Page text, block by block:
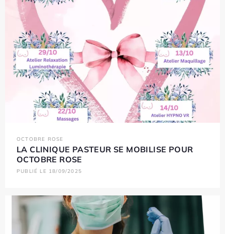
OCTOBRE ROSE
LA CLINIQUE PASTEUR SE MOBILISE POUR
OCTOBRE ROSE
PUBLIÉ LE 18/09/2025